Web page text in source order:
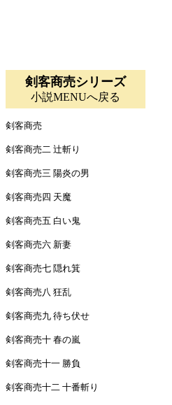
剣客商売シリーズ
小説MENUへ戻る
剣客商売
剣客商売二 辻斬り
剣客商売三 陽炎の男
剣客商売四 天魔
剣客商売五 白い鬼
剣客商売六 新妻
剣客商売七 隠れ箕
剣客商売八 狂乱
剣客商売九 待ち伏せ
剣客商売十 春の嵐
剣客商売十一 勝負
剣客商売十二 十番斬り